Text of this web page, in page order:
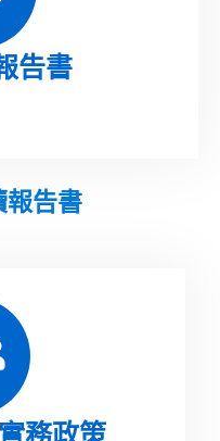
告書
報告書
務政策